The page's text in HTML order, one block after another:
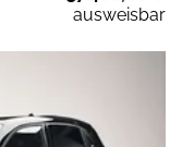
ausweisbar